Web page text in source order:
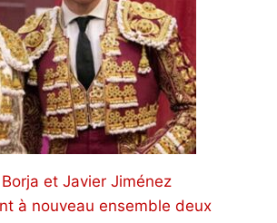
et Javier Jiménez
à nouveau ensemble deux